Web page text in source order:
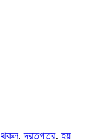
থকল,দরতগতর, হয়